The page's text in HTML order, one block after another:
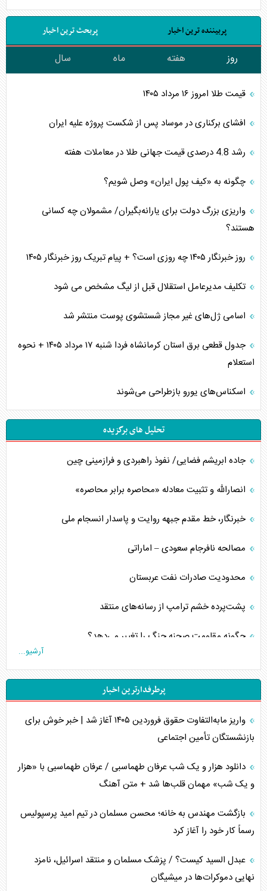
پربیننده ترین اخبار پربحث ترین اخبار
روز هفته ماه سال
قیمت طلا امروز ۱۶ مرداد ۱۴۰۵
افشای برکناری در موساد پس از شکست پروژه علیه ایران
رشد 4.8 درصدی قیمت جهانی طلا در معاملات هفته
چگونه به «کیف پول ایران» وصل شویم؟
واریزی بزرگ دولت برای یارانه‌بگیران/ مشمولان چه کسانی
هستند؟
روز خبرنگار ۱۴۰۵ چه روزی است؟ + پیام تبریک روز خبرنگار ۱۴۰۵
تکلیف مدیرعامل استقلال قبل از لیگ مشخص می شود
اسامی ژل‌های غیر مجاز شستشوی پوست منتشر شد
جدول قطعی برق استان کرمانشاه فردا شنبه ۱۷ مرداد ۱۴۰۵ + نحوه
استعلام
اسکناس‌های یورو بازطراحی می‌شوند
تحلیل های برگزیده
جاده ابریشم فضایی/ نفوذ راهبردی و فرازمینی چین
انصارالله و تثبیت معادله «محاصره برابر محاصره»
خبرنگار، خط مقدم جبهه روایت و پاسدار انسجام ملی
مصالحه نافرجام سعودی – اماراتی
محدودیت صادرات نفت عربستان
پشت‌پرده خشم ترامپ از رسانه‌های منتقد
چگونه مقاومت صحنه جنگ را تغییر می‌دهد؟
تحلیل جامع پدیده تراستی‌ها
تأثیر جنگ ایران و آمریکا بر اقتصاد جهانی
اربعین، کابوس مشترک تل‌آویو-واشنگتن
برنامه هفتم توسعه در نقطه کور سیاستگذاری
کنوانسیون دریای خزر در راستای منافع ملی است؟
اوکراین بازوی مخرب آمریکا در غرب آسیا
آرشیو...
پرطرفدارترین اخبار
واریز مابه‌التفاوت حقوق فروردین ۱۴۰۵ آغاز شد | خبر خوش برای
بازنشستگان تأمین اجتماعی
دانلود هزار و یک شب عرفان طهماسبی / عرفان طهماسبی با «هزار
و یک شب» مهمان قلب‌ها شد + متن آهنگ
بازگشت مهندس به خانه؛ محسن مسلمان در تیم امید پرسپولیس
رسماً کار خود را آغاز کرد
عبدل السید کیست؟ / پزشک مسلمان و منتقد اسرائیل، نامزد
نهایی دموکرات‌ها در میشیگان